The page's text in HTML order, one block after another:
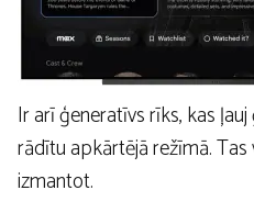
Ir arī ģeneratīvs rīks, kas
rādītu apkārtējā režīmā.
izmantot.